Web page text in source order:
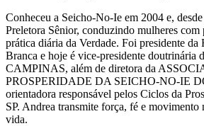
Conheceu a Seicho-No-Ie em 2004 e,
Preletora Sênior, conduzindo mulheres
prática diária da Verdade. Foi presidente da
Branca e hoje é vice-presidente doutrinária
CAMPINAS, além de diretora da
PROSPERIDADE DA SEICHO-NO-IE
orientadora responsável pelos Ciclos da
SP. Andrea transmite força, fé e movimento
vida.